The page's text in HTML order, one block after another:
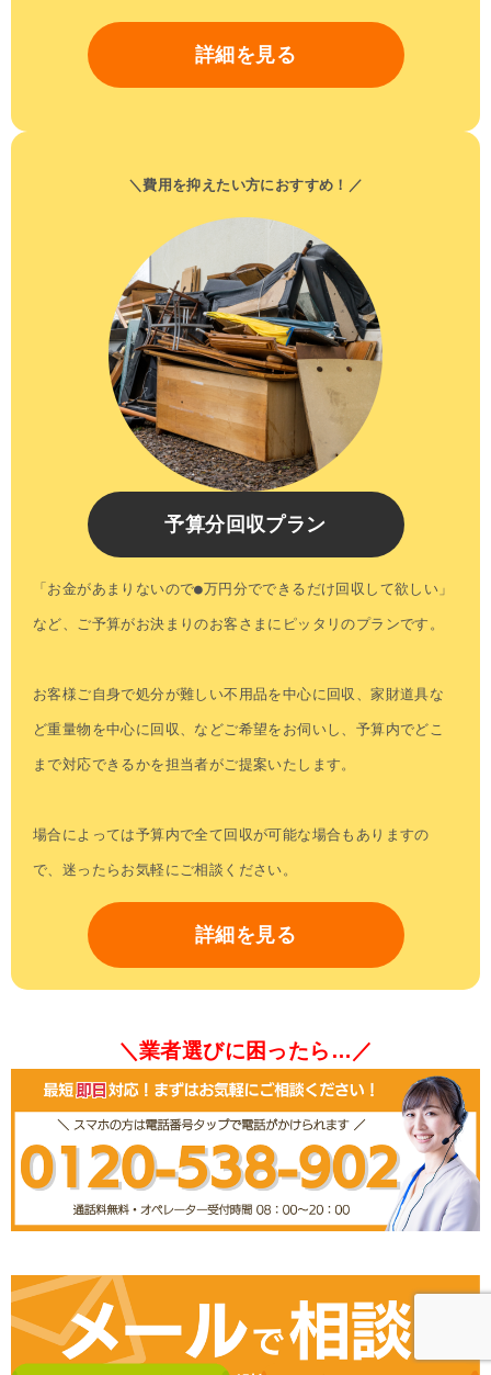
詳細を見る
＼費用を抑えたい方におすすめ！／
予算分回収プラン
「お金があまりないので●万円分でできるだけ回収して欲しい」
など、ご予算がお決まりのお客さまにピッタリのプランです。
お客様ご自身で処分が難しい不用品を中心に回収、家財道具な
ど重量物を中心に回収、などご希望をお伺いし、予算内でどこ
まで対応できるかを担当者がご提案いたします。
場合によっては予算内で全て回収が可能な場合もありますの
で、迷ったらお気軽にご相談ください。
詳細を見る
＼業者選びに困ったら…／